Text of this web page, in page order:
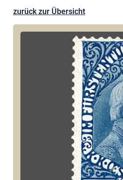
Postcrossing
zurück zur Übersicht